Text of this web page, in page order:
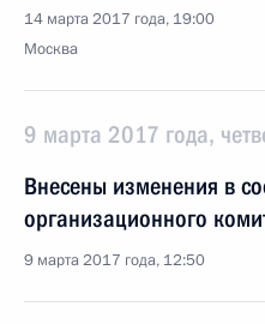
14 марта 2017 года, 19:00
Москва
9 марта 2017 года,
Внесены изменения в
организационного
9 марта 2017 года, 12:50